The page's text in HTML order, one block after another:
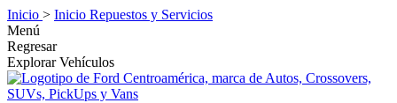
Inicio > Inicio Repuestos y Servicios
Menú
Regresar
Explorar Vehículos